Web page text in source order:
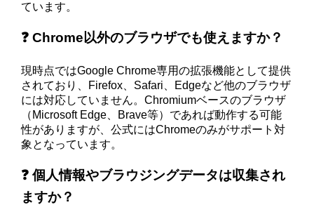
ています。
❓ Chrome以外のブラウザでも使えますか？
現時点ではGoogle Chrome専用の拡張機能として提供
されており、Firefox、Safari、Edgeなど他のブラウザ
には対応していません。Chromiumベースのブラウザ
（Microsoft Edge、Brave等）であれば動作する可能
性がありますが、公式にはChromeのみがサポート対
象となっています。
❓ 個人情報やブラウジングデータは収集され
ますか？